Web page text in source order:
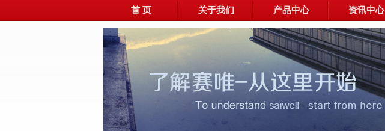
首 页 关于我们 产品中心 资讯中心